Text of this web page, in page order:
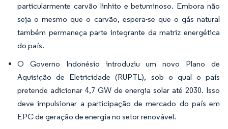
particularmente carvão linhito e betuminoso. Embora não
seja o mesmo que o carvão, espera-se que o gás natural
também permaneça parte integrante da matriz energética
do país.
O Governo Indonésio introduziu um novo Plano de
Aquisição de Eletricidade (RUPTL), sob o qual o país
pretende adicionar 4,7 GW de energia solar até 2030. Isso
deve impulsionar a participação de mercado do país em
EPC de geração de energia no setor renovável.